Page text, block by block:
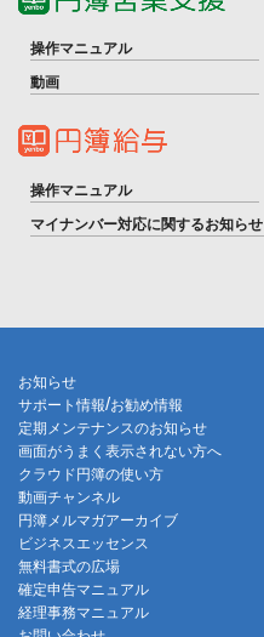
操作マニュアル
動画
操作マニュアル
マイナンバー対応に関するお知らせ
お知らせ
サポート情報/お勧め情報
定期メンテナンスのお知らせ
画面がうまく表示されない方へ
クラウド円簿の使い方
動画チャンネル
円簿メルマガアーカイブ
ビジネスエッセンス
無料書式の広場
確定申告マニュアル
経理事務マニュアル